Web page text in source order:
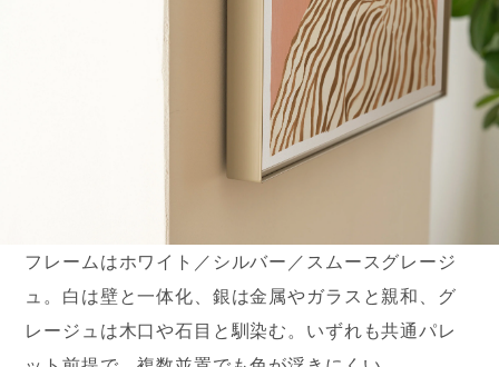
フレームはホワイト／シルバー／スムースグレージ
ュ。白は壁と一体化、銀は金属やガラスと親和、グ
レージュは木口や石目と馴染む。いずれも共通パレ